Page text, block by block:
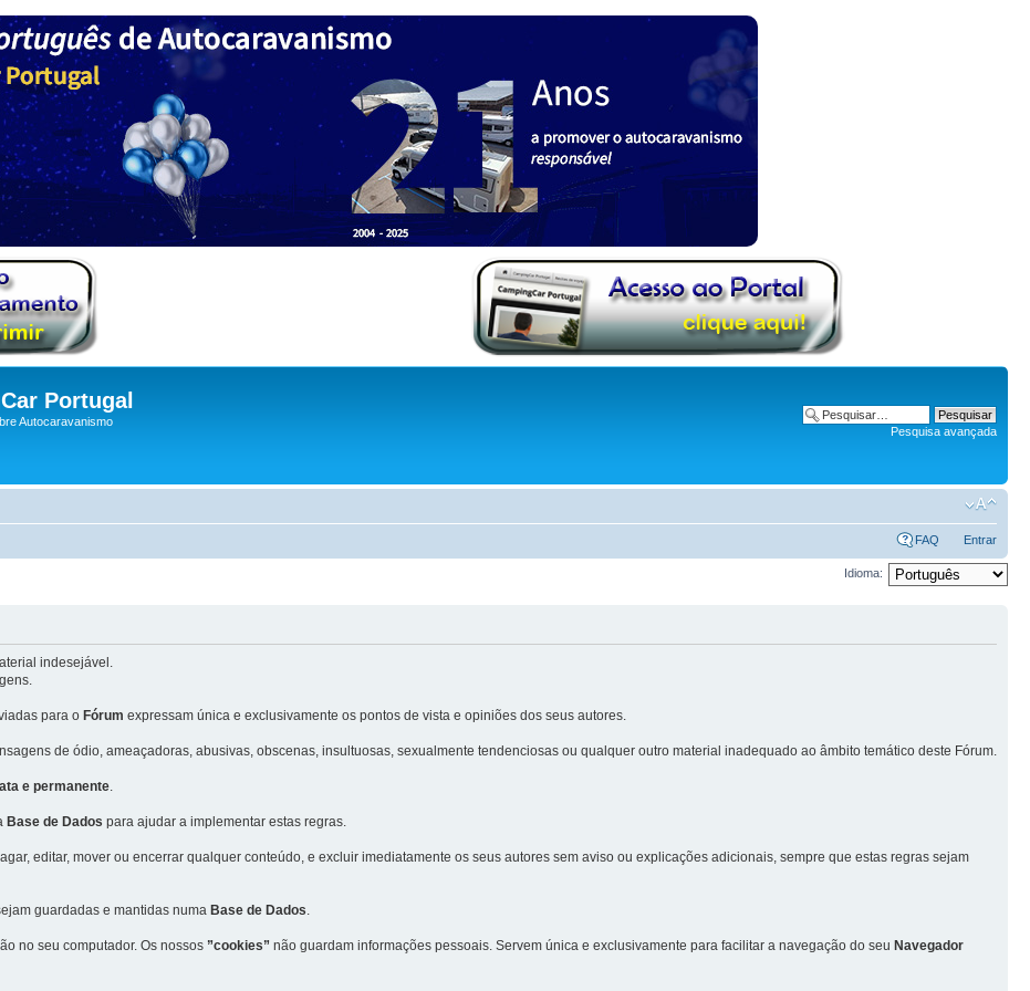
Portugal
Autocaravanismo
Pesquisa avançada
FAQ Entrar
Idioma:
indesejável.
para o Fórum expressam única e exclusivamente os pontos de vista e opiniões dos seus autores.
de ódio, ameaçadoras, abusivas, obscenas, insultuosas, sexualmente tendenciosas ou qualquer outro material inadequado ao âmbito temático deste Fórum.
e permanente
Base de Dados para ajudar a implementar estas regras.
editar, mover ou encerrar qualquer conteúdo, e excluir imediatamente os seus autores sem aviso ou explicações adicionais, sempre que estas regras sejam
guardadas e mantidas numa Base de Dados
no seu computador. Os nossos ”cookies” não guardam informações pessoais. Servem única e exclusivamente para facilitar a navegação do seu Navegador